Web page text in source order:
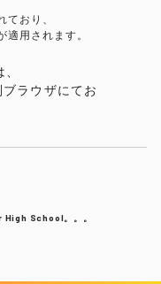
おり、
適用されます。
ラウザにてお
School。。。